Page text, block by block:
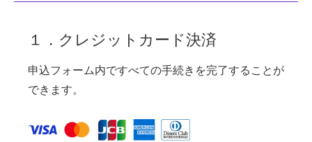
１．クレジットカード決済
申込フォーム内ですべての手続きを完了することが
できます。